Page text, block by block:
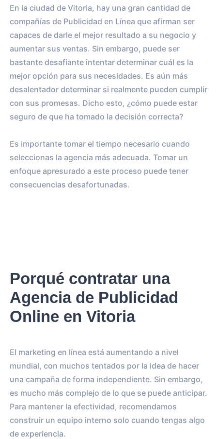
En la ciudad de Vitoria, hay una gran cantidad de
compañías de Publicidad en Línea que afirman ser
capaces de darle el mejor resultado a su negocio y
aumentar sus ventas. Sin embargo, puede ser
bastante desafiante intentar determinar cuál es la
mejor opción para sus necesidades. Es aún más
desalentador determinar si realmente pueden cumplir
con sus promesas. Dicho esto, ¿cómo puede estar
seguro de que ha tomado la decisión correcta?
Es importante tomar el tiempo necesario cuando
seleccionas la agencia más adecuada. Tomar un
enfoque apresurado a este proceso puede tener
consecuencias desafortunadas.
Porqué contratar una
Agencia de Publicidad
Online en Vitoria
El marketing en línea está aumentando a nivel
mundial, con muchos tentados por la idea de hacer
una campaña de forma independiente. Sin embargo,
es mucho más complejo de lo que se puede anticipar.
Para mantener la efectividad, recomendamos
construir un equipo interno solo cuando tengas algo
de experiencia.